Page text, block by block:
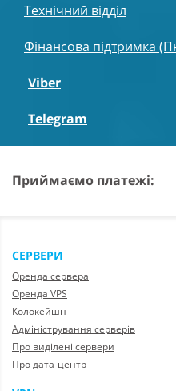
Технічний відділ
Фінансова підтримка
Viber
Telegram
Приймаємо платежі:
СЕРВЕРИ
Оренда сервера
Оренда VPS
Колокейшн
Адміністрування серверів
Про виділені сервери
Про дата-центр